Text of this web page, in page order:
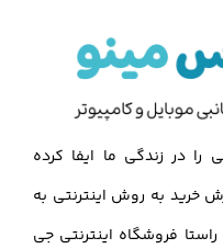
را در زندگی ما ایفا کرده
به روش اینترنتی به
فروشگاه اینترنتی جی